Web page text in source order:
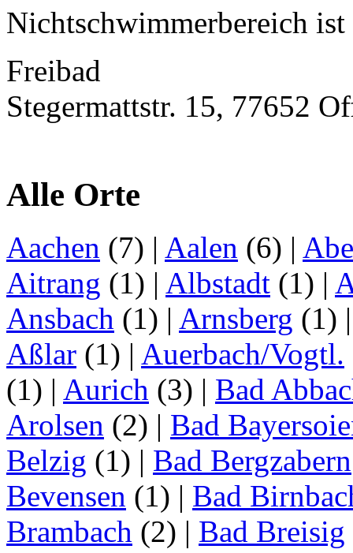
Nichtschwimmerbereich
Freibad
Stegermattstr. 15, 77652
Alle Orte
Aachen (7) | Aalen (6) |
Aitrang (1) | Albstadt (1) |
Ansbach (1) | Arnsberg (1)
Aßlar (1) | Auerbach/Vogtl.
(1) | Aurich (3) | Bad
Arolsen (2) | Bad
Belzig (1) | Bad Bergzabern
Bevensen (1) | Bad
Brambach (2) | Bad Breisig